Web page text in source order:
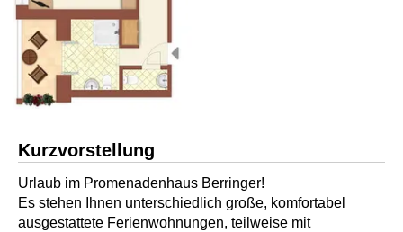
Kurzvorstellung
Urlaub im Promenadenhaus Berringer!
Es stehen Ihnen unterschiedlich große, komfortabel
ausgestattete Ferienwohnungen, teilweise mit